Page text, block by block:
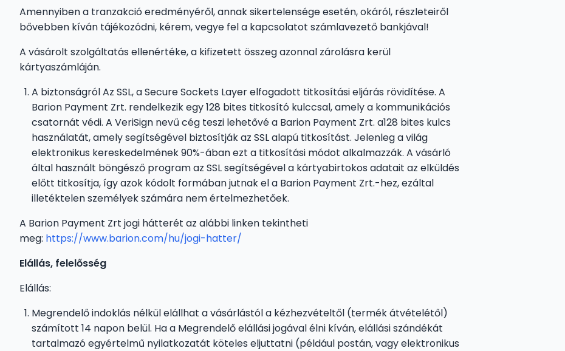
Amennyiben a tranzakció eredményéről, annak sikertelensége esetén, okáról, részleteiről
bővebben kíván tájékozódni, kérem, vegye fel a kapcsolatot számlavezető bankjával!
A vásárolt szolgáltatás ellenértéke, a kifizetett összeg azonnal zárolásra kerül
kártyaszámláján.
A biztonságról Az SSL, a Secure Sockets Layer elfogadott titkosítási eljárás rövidítése. A
Barion Payment Zrt. rendelkezik egy 128 bites titkosító kulccsal, amely a kommunikációs
csatornát védi. A VeriSign nevű cég teszi lehetővé a Barion Payment Zrt. a128 bites kulcs
használatát, amely segítségével biztosítják az SSL alapú titkosítást. Jelenleg a világ
elektronikus kereskedelmének 90%-ában ezt a titkosítási módot alkalmazzák. A vásárló
által használt böngésző program az SSL segítségével a kártyabirtokos adatait az elküldés
előtt titkosítja, így azok kódolt formában jutnak el a Barion Payment Zrt.-hez, ezáltal
illetéktelen személyek számára nem értelmezhetőek.
A Barion Payment Zrt jogi hátterét az alábbi linken tekintheti
meg: https://www.barion.com/hu/jogi-hatter/
Elállás, felelősség
Elállás:
Megrendelő indoklás nélkül elállhat a vásárlástól a kézhezvételtől (termék átvételétől)
számított 14 napon belül. Ha a Megrendelő elállási jogával élni kíván, elállási szándékát
tartalmazó egyértelmű nyilatkozatát köteles eljuttatni (például postán, vagy elektronikus